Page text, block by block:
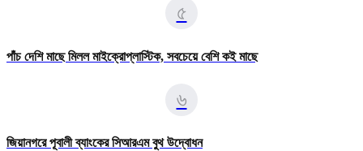
৫
পাঁচ দেশি মাছে মিলল মাইক্রোপ্লাস্টিক, সবচেয়ে বেশি কই মাছে
৬
জিয়ানগরে পূবালী ব্যাংকের সিআরএম বুথ উদ্বোধন